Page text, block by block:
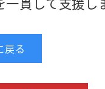
戻る